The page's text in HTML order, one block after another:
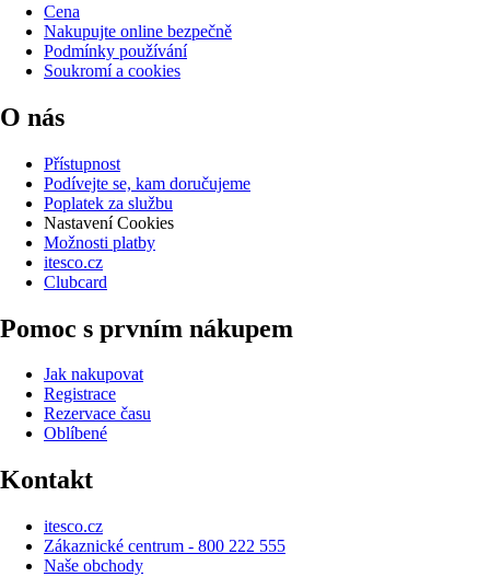
Cena
Nakupujte online bezpečně
Podmínky používání
Soukromí a cookies
O nás
Přístupnost
Podívejte se, kam doručujeme
Poplatek za službu
Nastavení Cookies
Možnosti platby
itesco.cz
Clubcard
Pomoc s prvním nákupem
Jak nakupovat
Registrace
Rezervace času
Oblíbené
Kontakt
itesco.cz
Zákaznické centrum - 800 222 555
Naše obchody